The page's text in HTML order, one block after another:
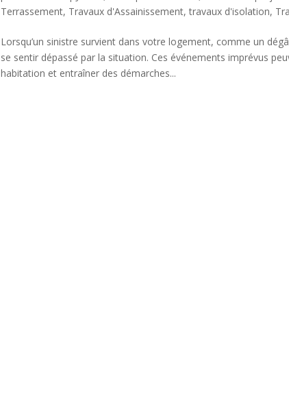
Terrassement, Travaux d'Assainissement,travaux d'isolation,
Lorsqu’un sinistre survient dans votre logement, comme un
se sentir dépassé par la situation. Ces événements imprévus
habitation et entraîner des démarches...